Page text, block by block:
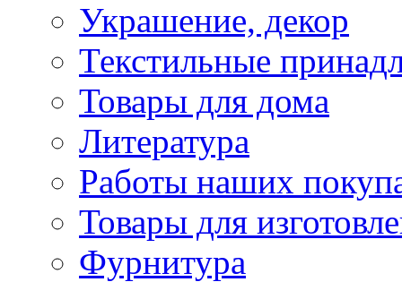
Украшение, декор
Текстильные
Товары для дома
Литература
Работы наших
Товары для
Фурнитура